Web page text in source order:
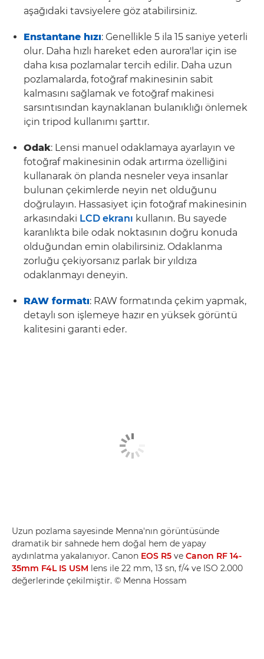
aşağıdaki tavsiyelere göz atabilirsiniz.
Enstantane hızı: Genellikle 5 ila 15 saniye yeterli
olur. Daha hızlı hareket eden aurora'lar için ise
daha kısa pozlamalar tercih edilir. Daha uzun
pozlamalarda, fotoğraf makinesinin sabit
kalmasını sağlamak ve fotoğraf makinesi
sarsıntısından kaynaklanan bulanıklığı önlemek
için tripod kullanımı şarttır.
Odak: Lensi manuel odaklamaya ayarlayın ve
fotoğraf makinesinin odak artırma özelliğini
kullanarak ön planda nesneler veya insanlar
bulunan çekimlerde neyin net olduğunu
doğrulayın. Hassasiyet için fotoğraf makinesinin
arkasındaki LCD ekranı kullanın. Bu sayede
karanlıkta bile odak noktasının doğru konuda
olduğundan emin olabilirsiniz. Odaklanma
zorluğu çekiyorsanız parlak bir yıldıza
odaklanmayı deneyin.
RAW formatı: RAW formatında çekim yapmak,
detaylı son işlemeye hazır en yüksek görüntü
kalitesini garanti eder.
Uzun pozlama sayesinde Menna'nın görüntüsünde
dramatik bir sahnede hem doğal hem de yapay
aydınlatma yakalanıyor. Canon EOS R5 ve Canon RF 14-
35mm F4L IS USM lens ile 22 mm, 13 sn, f/4 ve ISO 2.000
değerlerinde çekilmiştir. © Menna Hossam